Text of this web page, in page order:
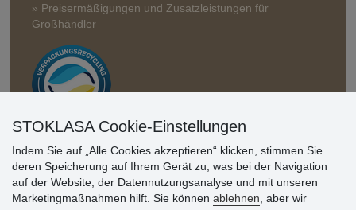
» Preisermäßigungen und Zusatzleistungen für
Großhändler
Kundenbewertung
STOKLASA Cookie-Einstellungen
Indem Sie auf „Alle Cookies akzeptieren“ klicken, stimmen Sie
deren Speicherung auf Ihrem Gerät zu, was bei der Navigation
auf der Website, der Datennutzungsanalyse und mit unseren
Marketingmaßnahmen hilft. Sie können ablehnen , aber wir